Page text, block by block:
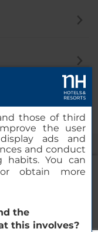
Santa Engracia,
those of third
the user
ads and
and conduct
habits. You can
obtain more
the
this involves?